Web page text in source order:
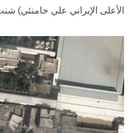
الأعلى الإيراني علي خامنئي)